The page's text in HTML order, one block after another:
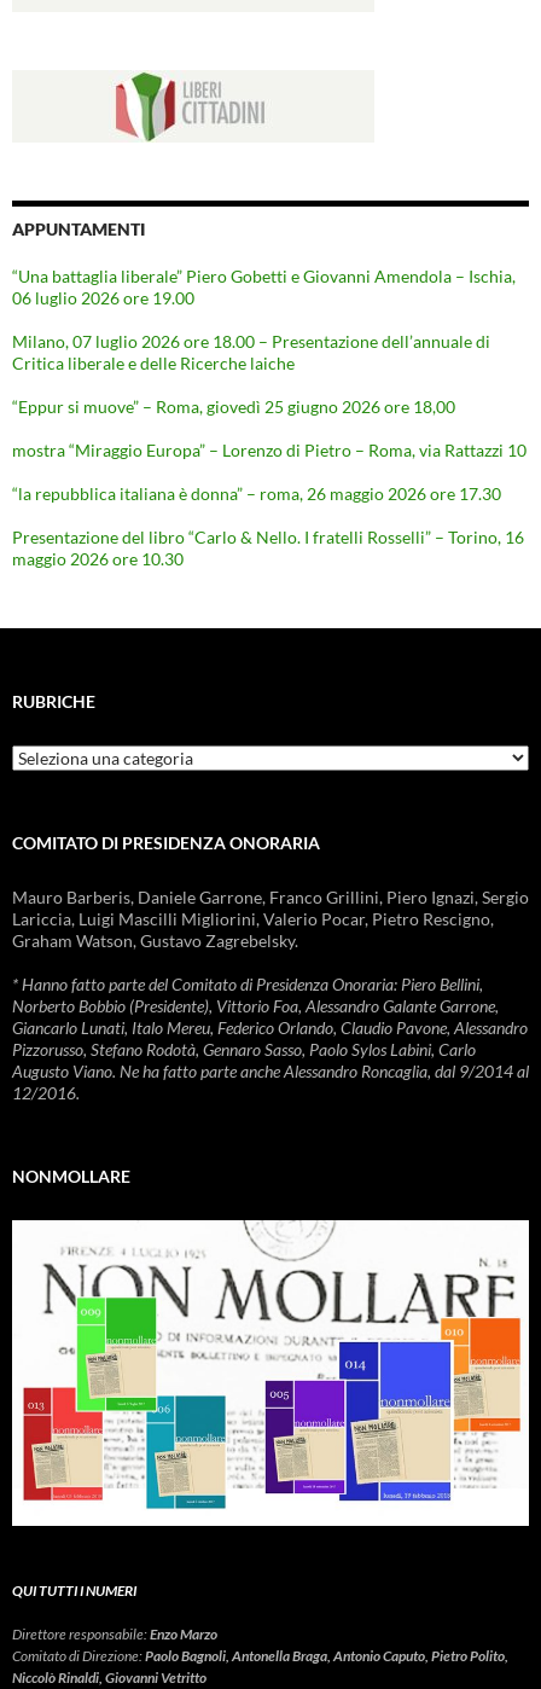
APPUNTAMENTI
“Una battaglia liberale” Piero Gobetti e Giovanni Amendola – Ischia,
06 luglio 2026 ore 19.00
Milano, 07 luglio 2026 ore 18.00 – Presentazione dell’annuale di
Critica liberale e delle Ricerche laiche
“Eppur si muove” – Roma, giovedì 25 giugno 2026 ore 18,00
mostra “Miraggio Europa” – Lorenzo di Pietro – Roma, via Rattazzi 10
“la repubblica italiana è donna” – roma, 26 maggio 2026 ore 17.30
Presentazione del libro “Carlo & Nello. I fratelli Rosselli” – Torino, 16
maggio 2026 ore 10.30
RUBRICHE
Rubriche
COMITATO DI PRESIDENZA ONORARIA
Mauro Barberis, Daniele Garrone, Franco Grillini, Piero Ignazi, Sergio
Lariccia, Luigi Mascilli Migliorini, Valerio Pocar, Pietro Rescigno,
Graham Watson, Gustavo Zagrebelsky.
* Hanno fatto parte del Comitato di Presidenza Onoraria: Piero Bellini,
Norberto Bobbio (Presidente), Vittorio Foa, Alessandro Galante Garrone,
Giancarlo Lunati, Italo Mereu, Federico Orlando, Claudio Pavone, Alessandro
Pizzorusso, Stefano Rodotà, Gennaro Sasso, Paolo Sylos Labini, Carlo
Augusto Viano. Ne ha fatto parte anche Alessandro Roncaglia, dal 9/2014 al
12/2016.
NONMOLLARE
QUI TUTTI I NUMERI
Direttore responsabile:Enzo Marzo
Comitato di Direzione:Paolo Bagnoli, Antonella Braga, Antonio Caputo, Pietro Polito,
Niccolò Rinaldi, Giovanni Vetritto